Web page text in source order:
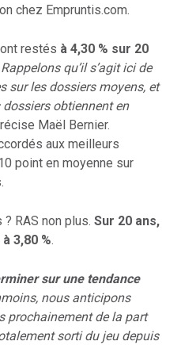
chez Empruntis.com.
restés à 4,30 % sur 20
Rappelons qu’il s’agit ici de
sur les dossiers moyens, et
obtiennent en
Maël Bernier.
aux meilleurs
point en moyenne sur
RAS non plus. Sur 20 ans,
3,80 %.
sur une tendance
nous anticipons
prochainement de la part
sorti du jeu depuis